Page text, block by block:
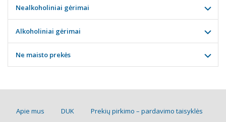
Nealkoholiniai gėrimai
Alkoholiniai gėrimai
Ne maisto prekės
Apie mus DUK
Prekių pirkimo – pardavimo taisyklės